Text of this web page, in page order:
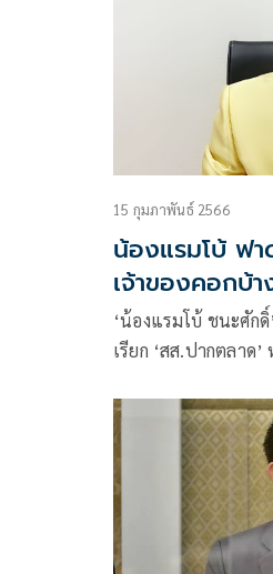
15 กุมภาพันธ์ 2566
น้องแรมโบ้ ฟ
เจ้าของคอกบ้
‘น้องแรมโบ้ ชนะศักดิ์
เรียก ‘สส.ปากตลาด
งานใหญ่ของภาครัฐเ
หรือสอยคนอื่นเรื่อง
ยิ่งลักษณ์ก่อน